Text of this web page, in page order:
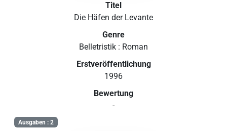
Titel
Die Häfen der Levante
Genre
Belletristik : Roman
Erstveröffentlichung
1996
Bewertung
-
Ausgaben : 2